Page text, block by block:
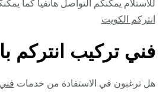
للاستلام يمكنكم التواصل هاتفيا كما
انتركم الكويت
فني تركيب انتركم
هل ترغبون في الاستفادة من خدمات